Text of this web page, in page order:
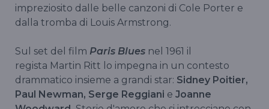
impreziosito dalle belle canzoni di Cole Porter e
dalla tromba di Louis Armstrong.
Sul set del film Paris Blues nel 1961 il
regista Martin Ritt lo impegna in un contesto
drammatico insieme a grandi star: Sidney Poitier,
Paul Newman, Serge Reggiani e Joanne